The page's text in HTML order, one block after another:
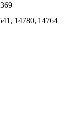
14780, 14764